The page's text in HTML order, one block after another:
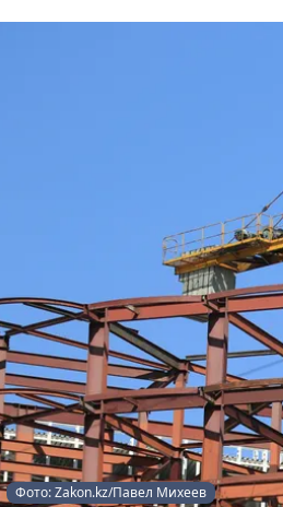
Фото: Zakon.kz/Павел Михеев